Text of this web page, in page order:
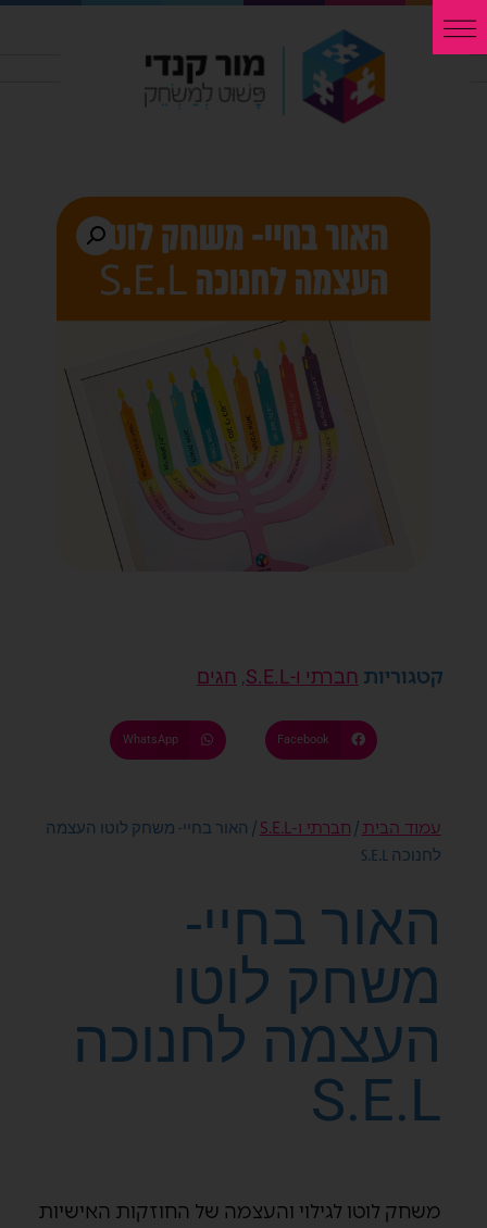
קטגוריות חברתי ו-S.E.L , חגים
Facebook
WhatsApp
עמוד הבית / חברתי ו-S.E.L
/ האור בחיי- משחק לוטו העצמה
לחנוכה S.E.L
האור בחיי-
משחק לוטו
העצמה לחנוכה
S.E.L
משחק לוטו לגילוי והעצמה של החוזקות האישיות